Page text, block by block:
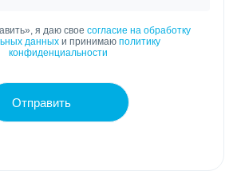
я даю свое согласие на обработку
данных и принимаю политику
конфиденциальности
Отправить